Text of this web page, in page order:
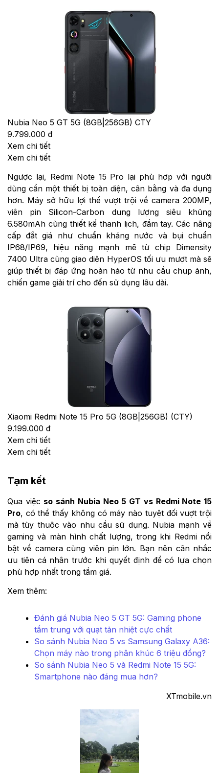
Nubia Neo 5 GT 5G (8GB|256GB) CTY
9.799.000 đ
Xem chi tiết
Xem chi tiết
Ngược lại, Redmi Note 15 Pro lại phù hợp với người
dùng cần một thiết bị toàn diện, cân bằng và đa dụng
hơn. Máy sở hữu lợi thế vượt trội về camera 200MP,
viên pin Silicon-Carbon dung lượng siêu khủng
6.580mAh cùng thiết kế thanh lịch, đầm tay. Các nâng
cấp đắt giá như chuẩn kháng nước và bụi chuẩn
IP68/IP69, hiệu năng mạnh mẽ từ chip Dimensity
7400 Ultra cùng giao diện HyperOS tối ưu mượt mà sẽ
giúp thiết bị đáp ứng hoàn hảo từ nhu cầu chụp ảnh,
chiến game giải trí cho đến sử dụng lâu dài.
Xiaomi Redmi Note 15 Pro 5G (8GB|256GB) (CTY)
9.199.000 đ
Xem chi tiết
Xem chi tiết
Tạm kết
Qua việc so sánh Nubia Neo 5 GT vs Redmi Note 15
Pro, có thể thấy không có máy nào tuyệt đối vượt trội
mà tùy thuộc vào nhu cầu sử dụng. Nubia mạnh về
gaming và màn hình chất lượng, trong khi Redmi nổi
bật về camera cùng viên pin lớn. Bạn nên cân nhắc
ưu tiên cá nhân trước khi quyết định để có lựa chọn
phù hợp nhất trong tầm giá.
Xem thêm:
Đánh giá Nubia Neo 5 GT 5G: Gaming phone
tầm trung với quạt tản nhiệt cực chất
So sánh Nubia Neo 5 vs Samsung Galaxy A36:
Chọn máy nào trong phân khúc 6 triệu đồng?
So sánh Nubia Neo 5 và Redmi Note 15 5G:
Smartphone nào đáng mua hơn?
XTmobile.vn